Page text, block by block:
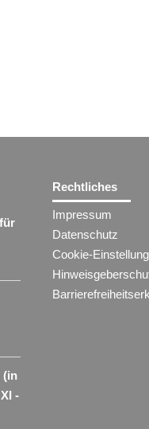
(in
-
Rechtliches
Impressum
Datenschutz
Cookie-